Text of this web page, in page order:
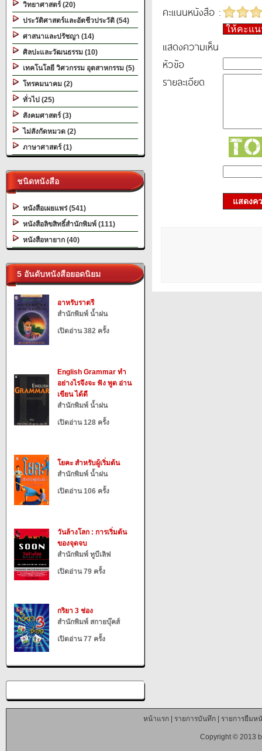
วิทยาศาสตร์ (20)
ประวัติศาสตร์และอัตชีวประวัติ (54)
ศาสนาและปรัชญา (14)
ศิลปะและวัฒนธรรม (10)
เทคโนโลยี วิศวกรรม อุตสาหกรรม (5)
โทรคมนาคม (2)
ทั่วไป (25)
สังคมศาสตร์ (3)
ไม่สังกัดหมวด (2)
ภาษาศาสตร์ (1)
ชนิดหนังสือ
หนังสือเผยแพร่ (541)
หนังสือลิขสิทธิ์สำนักพิมพ์ (111)
หนังสือหายาก (40)
5 อันดับหนังสือยอดนิยม
อาหรับราตรี
สำนักพิมพ์ น้ำฝน
เปิดอ่าน 382 ครั้ง
English Grammar ทำ
อย่างไรจึงจะ ฟัง พูด อ่าน
เขียน ได้ดี
สำนักพิมพ์ น้ำฝน
เปิดอ่าน 128 ครั้ง
โยคะ สำหรับผู้เริ่มต้น
สำนักพิมพ์ น้ำฝน
เปิดอ่าน 106 ครั้ง
วันล้างโลก : การเริ่มต้น
ของจุดจบ
สำนักพิมพ์ ทูบีเลิฟ
เปิดอ่าน 79 ครั้ง
กริยา 3 ช่อง
สำนักพิมพ์ สกายบุ๊คส์
เปิดอ่าน 77 ครั้ง
คะแนนหนังสือ :
ให้คะแ
แสดงความเห็น
หัวข้อ
รายละเอียด
แสดงค
หน้าแรก| รายการบันทึก| รายการยืมห
Copyright © 2013